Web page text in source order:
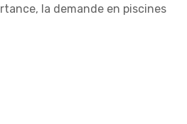
la demande en piscines